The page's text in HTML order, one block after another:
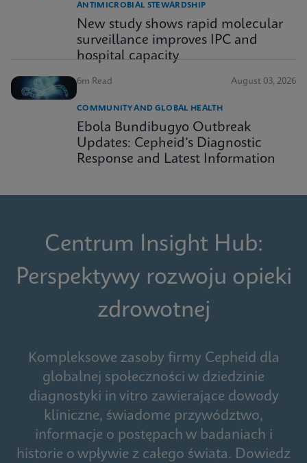
ANTIMICROBIAL STEWARDSHIP
New study shows rapid molecular
surveillance improves IPC and
hospital capacity
6m Read August 03, 2026
COMMUNITY AND GLOBAL HEALTH
Ebola Bundibugyo Outbreak
Updates: Cepheid’s Diagnostic
Response and Latest Information
Centrum Insight Hub:
Perspektywy rozwoju opieki
zdrowotnej
Kompleksowe zasoby firmy Cepheid dla
globalnej społeczności w dziedzinie
diagnostyki in vitro zawierające dowody
kliniczne, świadome przywództwo,
informacje o postępach w badaniach i
historie o wpływie z całego świata. Dowiedz